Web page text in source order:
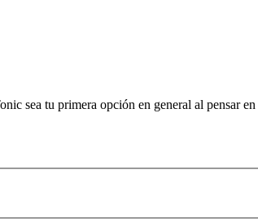
sea tu primera opción en general al pensar en